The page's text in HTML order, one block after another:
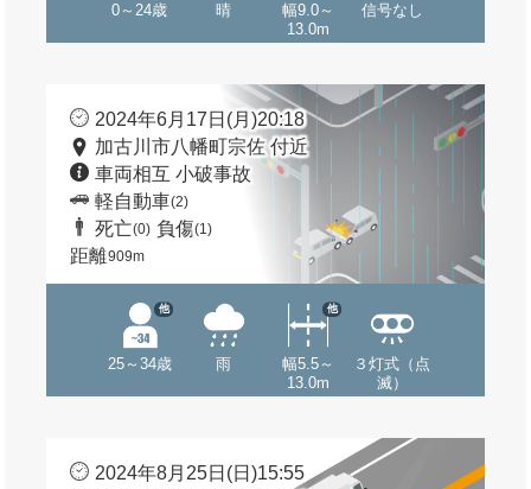
0～24歳 晴
幅9.0～
13.0m
信号なし
2024年6月17日(月)20:18
加古川市八幡町宗佐 付近
車両相互 小破事故
軽自動車(2)
死亡(0) 負傷(1)
距離909m
25～34歳
他
雨
幅5.5～
13.0m
他
３灯式（点
滅）
2024年8月25日(日)15:55